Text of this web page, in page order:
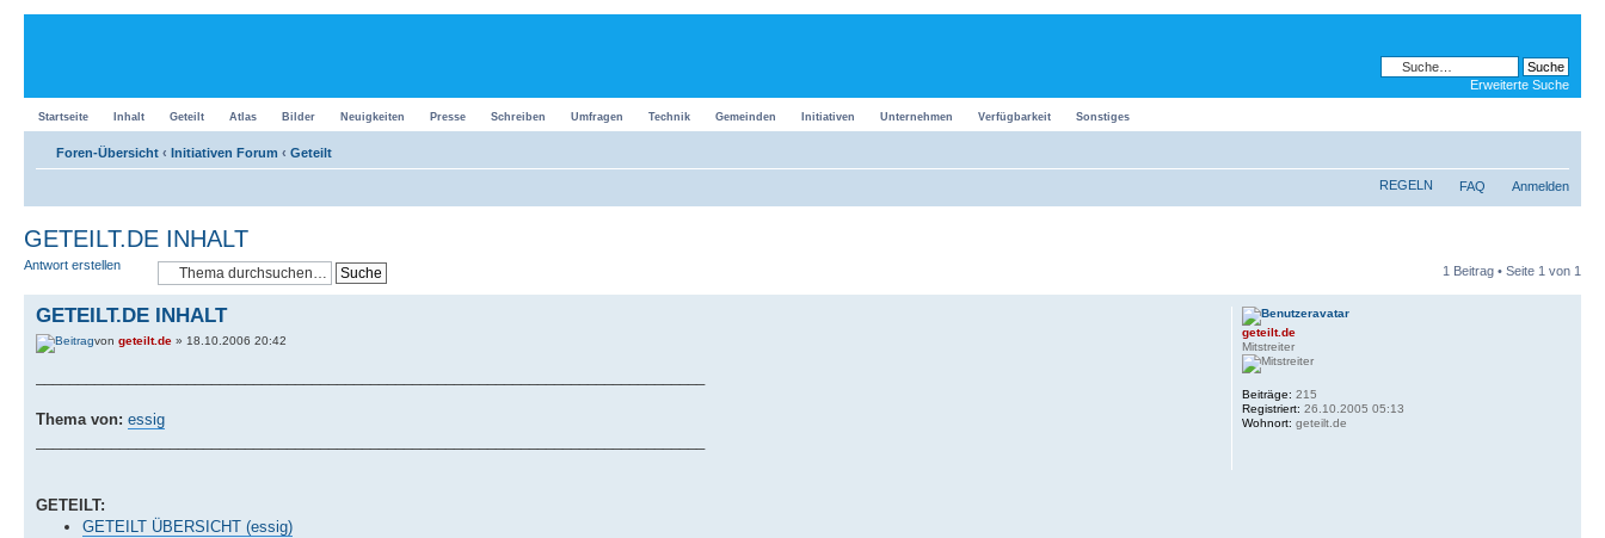
Erweiterte Suche
Startseite Inhalt Geteilt Atlas Bilder Neuigkeiten Presse Schreiben Umfragen Technik Gemeinden Initiativen Unternehmen Verfügbarkeit Sonstiges
Foren-Übersicht ‹ Initiativen Forum ‹ Geteilt
REGELN FAQ Anmelden
GETEILT.DE INHALT
Antwort erstellen 1 Beitrag • Seite 1 von 1
GETEILT.DE INHALT
von geteilt.de » 18.10.2006 20:42
Thema von: essig
GETEILT:
GETEILT ÜBERSICHT (essig)
geteilt.de
Mitstreiter
Beiträge: 215
Registriert: 26.10.2005 05:13
Wohnort: geteilt.de